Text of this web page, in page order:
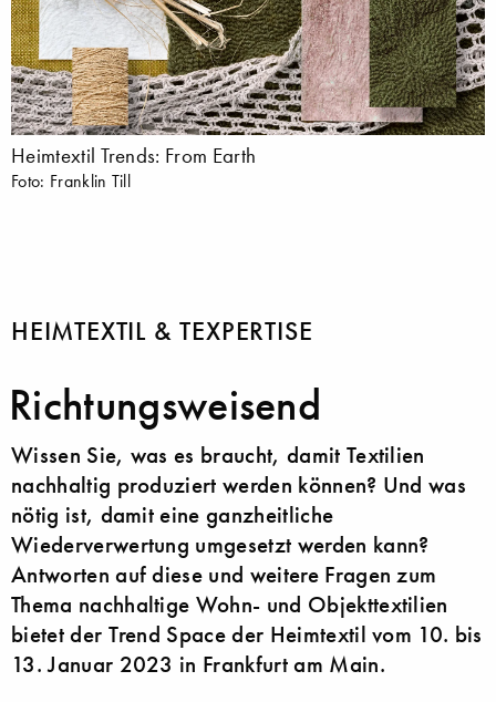
Heimtextil Trends: From Earth
Foto: Franklin Till
HEIMTEXTIL & TEXPERTISE
Richtungsweisend
Wissen Sie, was es braucht, damit Textilien
nachhaltig produziert werden können? Und was
nötig ist, damit eine ganzheitliche
Wiederverwertung umgesetzt werden kann?
Antworten auf diese und weitere Fragen zum
Thema nachhaltige Wohn- und Objekttextilien
bietet der Trend Space der Heimtextil vom 10. bis
13. Januar 2023 in Frankfurt am Main.